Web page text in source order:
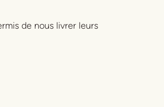
de nous livrer leurs